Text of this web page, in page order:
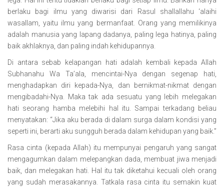
berlaku bagi ilmu yang diwarisi dari Rasul shallallahu ‘alaihi
wasallam, yaitu ilmu yang bermanfaat. Orang yang memilikinya
adalah manusia yang lapang dadanya, paling lega hatinya, paling
baik akhlaknya, dan paling indah kehidupannya.
Di antara sebab kelapangan hati adalah kembali kepada Allah
Subhanahu Wa Ta’ala, mencintai-Nya dengan segenap hati,
menghadapkan diri kepada-Nya, dan bernikmat-nikmat dengan
mengibadahi-Nya. Maka tak ada sesuatu yang lebih melegakan
hati seorang hamba melebihi hal itu. Sampai terkadang beliau
menyatakan: “Jika aku berada di dalam surga dalam kondisi yang
seperti ini, berarti aku sungguh berada dalam kehidupan yang baik.”
Rasa cinta (kepada Allah) itu mempunyai pengaruh yang sangat
mengagumkan dalam melepangkan dada, membuat jiwa menjadi
baik, dan melegakan hati. Hal itu tak diketahui kecuali oleh orang
yang sudah merasakannya. Tatkala rasa cinta itu semakin kuat